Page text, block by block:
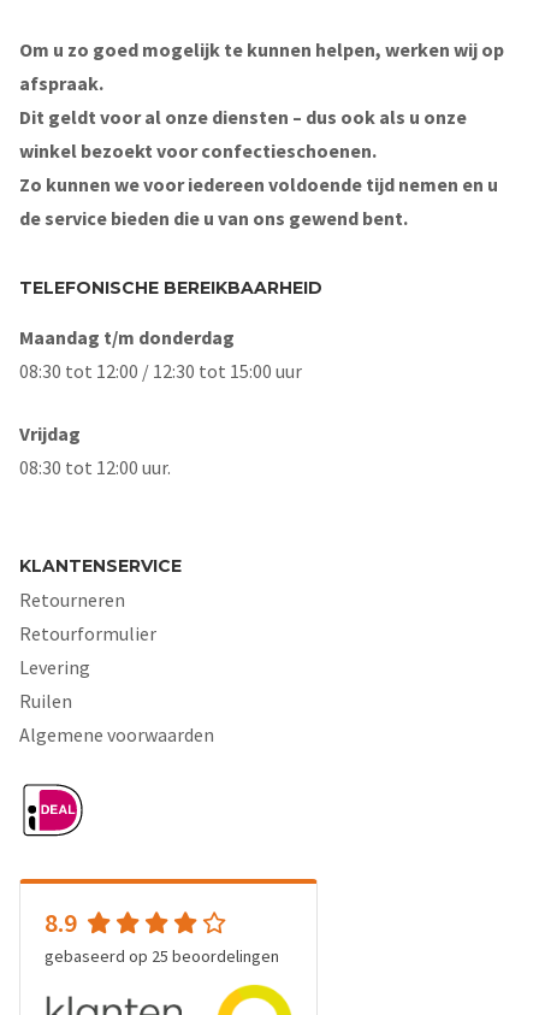
Om u zo goed mogelijk te kunnen helpen, werken wij op
afspraak.
Dit geldt voor al onze diensten – dus ook als u onze
winkel bezoekt voor confectieschoenen.
Zo kunnen we voor iedereen voldoende tijd nemen en u
de service bieden die u van ons gewend bent.
TELEFONISCHE BEREIKBAARHEID
Maandag t/m donderdag
08:30 tot 12:00 / 12:30 tot 15:00 uur
Vrijdag
08:30 tot 12:00 uur.
KLANTENSERVICE
Retourneren
Retourformulier
Levering
Ruilen
Algemene voorwaarden
8.9
gebaseerd op 25 beoordelingen